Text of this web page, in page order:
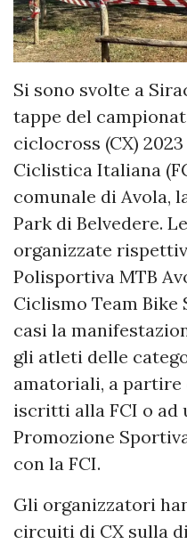
Si sono svolte a
tappe del
ciclocross (CX)
Ciclistica Italiana
comunale di Avola,
Park di Belvedere.
organizzate
Polisportiva MTB
Ciclismo Team Bike
casi la
gli atleti delle
amatoriali, a partire
iscritti alla FCI o ad
Promozione
con la FCI.
Gli organizzatori
circuiti di CX sulla